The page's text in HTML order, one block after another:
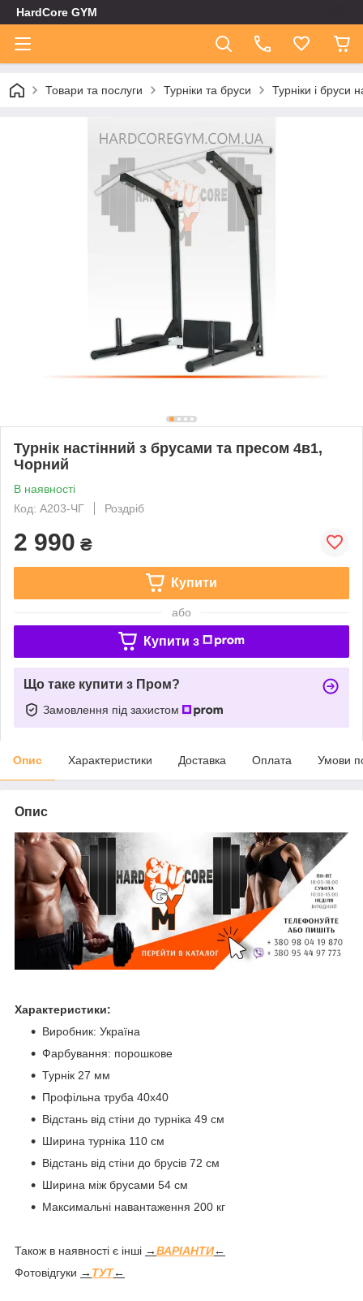
HardCore GYM
Товари та послуги Турніки та бруси Турніки і бруси
Турнік настінний з брусами та пресом 4в1,
Чорний
В наявності
Код: А203-ЧГ
Роздріб
2 990 ₴
Купити
або
Купити з
Що таке купити з Пром?
Замовлення під захистом
Опис Характеристики Доставка Оплата Умови
Опис
Характеристики:
Виробник: Україна
Фарбування: порошкове
Турнік 27 мм
Профільна труба 40х40
Відстань від стіни до турніка 49 см
Ширина турніка 110 см
Відстань від стіни до брусів 72 см
Ширина між брусами 54 см
Максимальні навантаження 200 кг
Також в наявності є інші →ВАРІАНТИ←
Фотовідгуки → ТУТ←